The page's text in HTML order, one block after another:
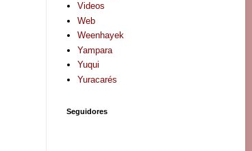
Videos
Web
Weenhayek
Yampara
Yuqui
Yuracarés
Seguidores